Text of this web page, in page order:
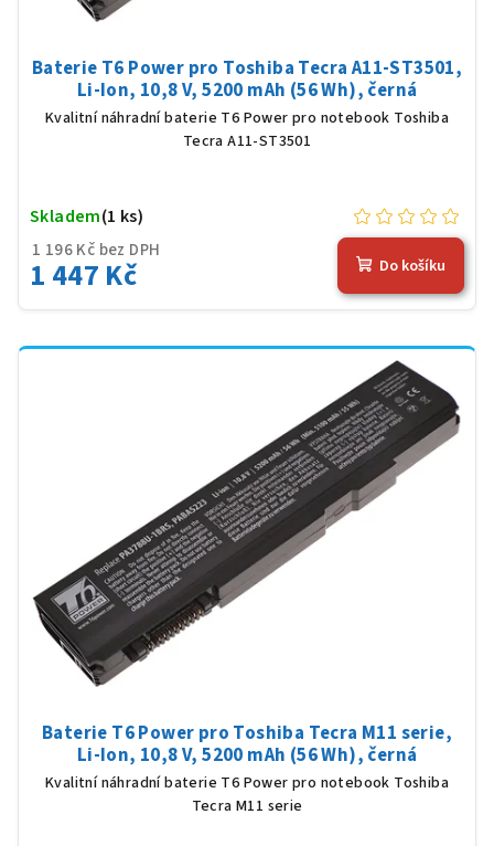
Baterie T6 Power pro Toshiba Tecra A11-ST3501,
Li-Ion, 10,8 V, 5200 mAh (56 Wh), černá
Kvalitní náhradní baterie T6 Power pro notebook Toshiba
Tecra A11-ST3501
1 196 Kč bez DPH
1 447 Kč
Skladem(1 ks)
Do košíku
Baterie T6 Power pro Toshiba Tecra M11 serie,
Li-Ion, 10,8 V, 5200 mAh (56 Wh), černá
Kvalitní náhradní baterie T6 Power pro notebook Toshiba
Tecra M11 serie